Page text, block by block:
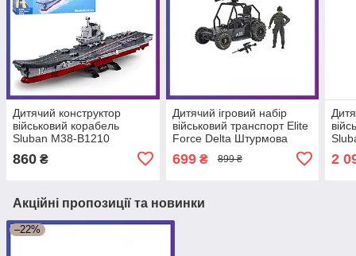
Дитячий конструктор
військовий корабель
Sluban M38-B1210
Авіаносець з літаками 584
деталі
860 ₴
Дитячий ігровий набір
військовий транспорт Elite
Force Delta Штурмова
699₴ 899 ₴ 2
Акційні пропозиції та новинки
–22%